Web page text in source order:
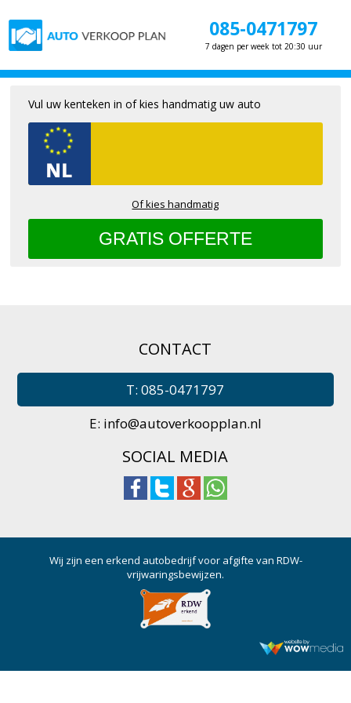
085-0471797
7 dagen per week tot 20:30 uur
Vul uw kenteken in of kies handmatig uw auto
Of kies handmatig
CONTACT
T: 085-0471797
E: info@autoverkoopplan.nl
SOCIAL MEDIA
Wij zijn een erkend autobedrijf voor afgifte van RDW-
vrijwaringsbewijzen.